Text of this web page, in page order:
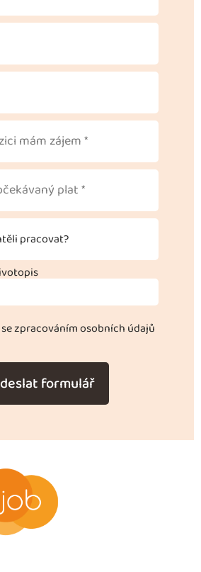
zpracováním osobních údajů
formulář